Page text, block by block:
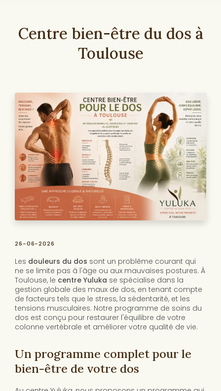
Centre bien-être du dos à
Toulouse
26-06-2026
Les douleurs du dos sont un problème courant qui
ne se limite pas à l'âge ou aux mauvaises postures. À
Toulouse, le centre Yuluka se spécialise dans la
gestion globale des maux de dos, en tenant compte
de facteurs tels que le stress, la sédentarité, et les
tensions musculaires. Notre programme de soins du
dos est conçu pour restaurer l'équilibre de votre
colonne vertébrale et améliorer votre qualité de vie.
Un programme complet pour le
bien-être de votre dos